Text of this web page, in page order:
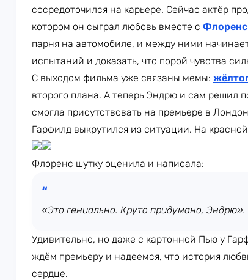
сосредоточился на карьере. Сейчас актёр
котором он сыграл любовь вместе с
парня на автомобиле, и между ними
испытаний и доказать, что порой чувства
С выходом фильма уже связаны мемы:
второго плана. А теперь Эндрю и сам решил
смогла присутствовать на премьере в
Гарфилд выкрутился из ситуации. На
Флоренс шутку оценила и написала:
«Это гениально. Круто придумано, Эндрю».
Удивительно, но даже с картонной Пью у
ждём премьеру и надеемся, что история
сердце.